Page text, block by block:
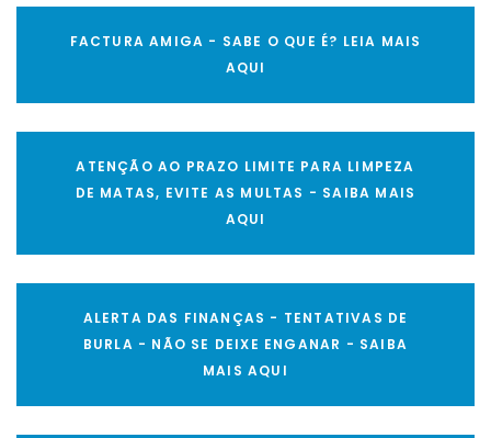
FACTURA AMIGA - SABE O QUE É? LEIA MAIS
AQUI
ATENÇÃO AO PRAZO LIMITE PARA LIMPEZA
DE MATAS, EVITE AS MULTAS - SAIBA MAIS
AQUI
ALERTA DAS FINANÇAS - TENTATIVAS DE
BURLA - NÃO SE DEIXE ENGANAR - SAIBA
MAIS AQUI